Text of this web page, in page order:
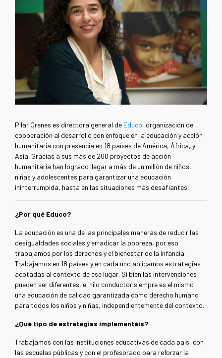
Pilar Orenes es directora general de Educo, organización de
cooperación al desarrollo con enfoque en la educación y acción
humanitaria con presencia en 18 países de América, África, y
Asia. Gracias a sus más de 200 proyectos de acción
humanitaria han logrado llegar a más de un millón de niños,
niñas y adolescentes para garantizar una educación
ininterrumpida, hasta en las situaciones más desafiantes.
¿Por qué Educo?
La educación es una de las principales maneras de reducir las
desigualdades sociales y erradicar la pobreza, por eso
trabajamos por los derechos y el bienestar de la infancia.
Trabajamos en 18 países y en cada uno aplicamos estrategias
acotadas al contexto de ese lugar. Si bien las intervenciones
pueden ser diferentes, el hilo conductor siempre es el mismo:
una educación de calidad garantizada como derecho humano
para todos los niños y niñas, independientemente del contexto.
¿Qué tipo de estrategias implementáis?
Trabajamos con las instituciones educativas de cada país, con
las escuelas públicas y con el profesorado para reforzar la